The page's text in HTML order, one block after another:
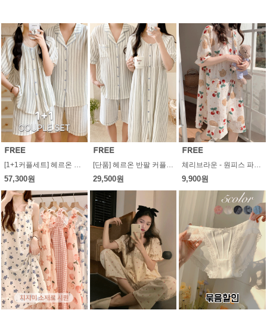
[1+1커플세트] 헤르온 반팔 커플파자마세트 (원피스 투피스 요루면 면 코튼 홈웨어 여성잠옷 남성잠옷 라운지웨어)
57,300원
[단품] 헤르온 반팔 커플파자마세트 (원피스 투피스 요루면 면 코튼 홈웨어 여성잠옷 남성잠옷)
29,500원
체리브라운 - 원피스 파자마, 투피스 파자마
9,900원